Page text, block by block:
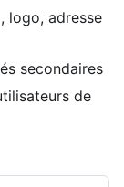
logo, adresse
secondaires
de